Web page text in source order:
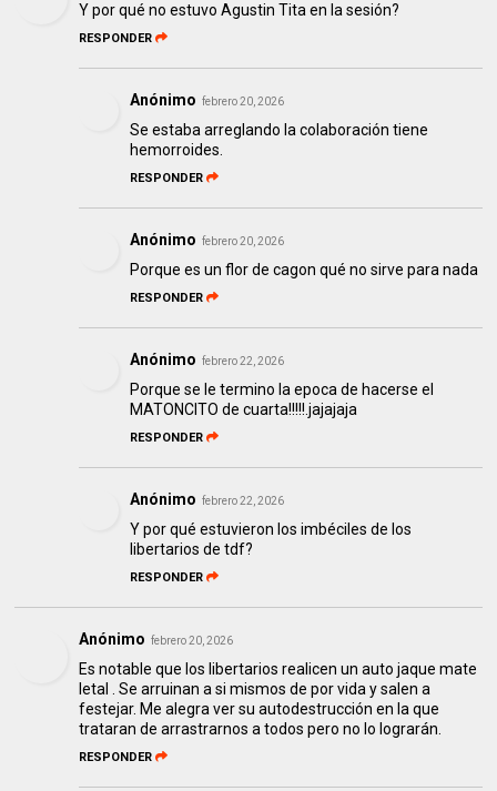
Y por qué no estuvo Agustin Tita en la sesión?
RESPONDER
Anónimo febrero 20, 2026
Se estaba arreglando la colaboración tiene
hemorroides.
RESPONDER
Anónimo febrero 20, 2026
Porque es un flor de cagon qué no sirve para nada
RESPONDER
Anónimo febrero 22, 2026
Porque se le termino la epoca de hacerse el
MATONCITO de cuarta!!!!!.jajajaja
RESPONDER
Anónimo febrero 22, 2026
Y por qué estuvieron los imbéciles de los
libertarios de tdf?
RESPONDER
Anónimo febrero 20, 2026
Es notable que los libertarios realicen un auto jaque mate
letal . Se arruinan a si mismos de por vida y salen a
festejar. Me alegra ver su autodestrucción en la que
trataran de arrastrarnos a todos pero no lo lograrán.
RESPONDER